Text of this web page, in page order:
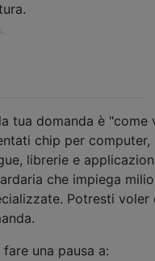
tua domanda è "come
chip per
librerie e
che impiega
Potresti voler
una pausa a: